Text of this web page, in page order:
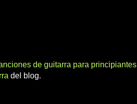
de guitarra para principiantes
del blog.